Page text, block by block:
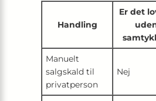
Handling
Er det
Manuelt
salgskald til
privatperson
Nej